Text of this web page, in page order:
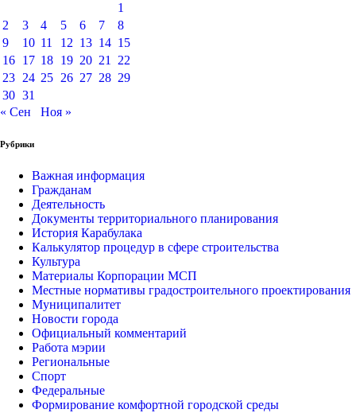
1
2
3 4 5 6 7
8
9
10 11 12 13 14 15
16 17 18 19 20 21
22
23 24 25 26 27 28 29
30 31
« Сен
Ноя »
Рубрики
Важная информация
Гражданам
Деятельность
Документы территориального планирования
История Карабулака
Калькулятор процедур в сфере строительства
Культура
Материалы Корпорации МСП
Местные нормативы градостроительного проектирования
Муниципалитет
Новости города
Официальный комментарий
Работа мэрии
Региональные
Спорт
Федеральные
Формирование комфортной городской среды